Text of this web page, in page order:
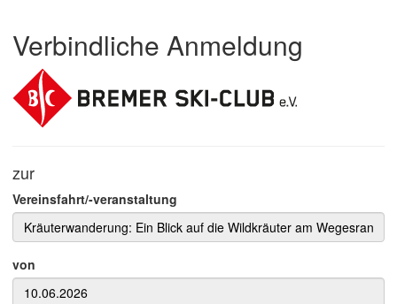
Verbindliche Anmeldung
zur
Vereinsfahrt/-veranstaltung
von